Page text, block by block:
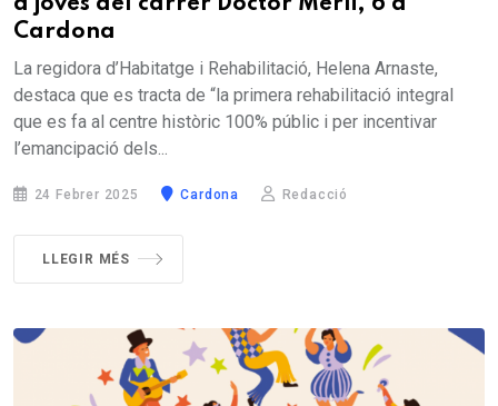
Cardona
La regidora d’Habitatge i Rehabilitació, Helena Arnaste,
destaca que es tracta de “la primera rehabilitació integral
que es fa al centre històric 100% públic i per incentivar
l’emancipació dels...
24 Febrer 2025 Cardona Redacció
LLEGIR MÉS